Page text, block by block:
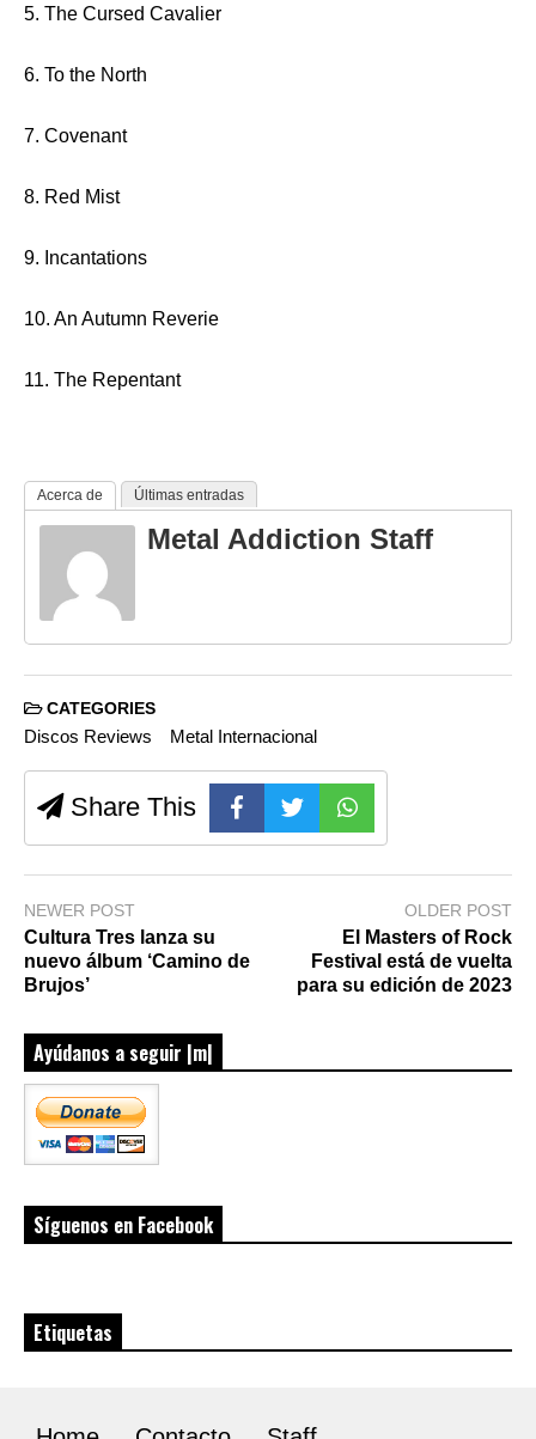
5. The Cursed Cavalier
6. To the North
7. Covenant
8. Red Mist
9. Incantations
10. An Autumn Reverie
11. The Repentant
Acerca de Últimas entradas
Metal Addiction Staff
CATEGORIES
Discos Reviews Metal Internacional
Share This
NEWER POST
Cultura Tres lanza su
nuevo álbum ‘Camino de
Brujos’
OLDER POST
El Masters of Rock
Festival está de vuelta
para su edición de 2023
Ayúdanos a seguir |m|
Síguenos en Facebook
Etiquetas